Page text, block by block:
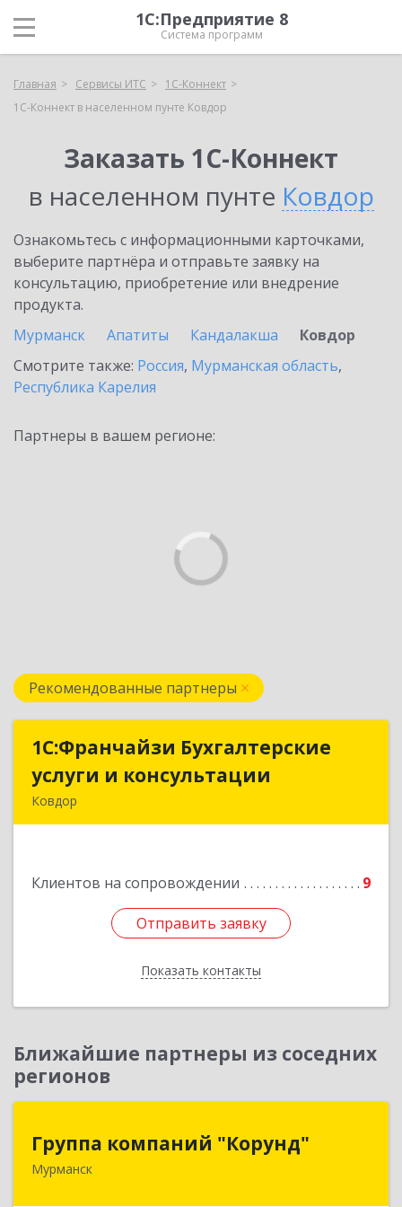
1С:Предприятие 8
Система программ
Главная Сервисы ИТС
1С-Коннект
1С-Коннект в населенном пунте Ковдор
Заказать 1С-Коннект
в населенном пунте Ковдор
Ознакомьтесь с информационными карточками,
выберите партнёра и отправьте заявку на
консультацию, приобретение или внедрение
продукта.
Мурманск
Апатиты Кандалакша
Ковдор
Смотрите также: Россия, Мурманская область,
Республика Карелия
Партнеры в вашем регионе:
Рекомендованные партнеры
1С:Франчайзи Бухгалтерские
услуги и консультации
Ковдор
Клиентов на сопровождении 9
Отправить заявку
Показать контакты
1С:Франчайзи Бухгалтерские
услуги и консультации
Отправить заявку
Назад
Ближайшие партнеры из соседних
регионов
Группа компаний "Корунд"
Мурманск
Группа компаний "Корунд"
183025, Мурманская обл, Мурманск г, Тарана